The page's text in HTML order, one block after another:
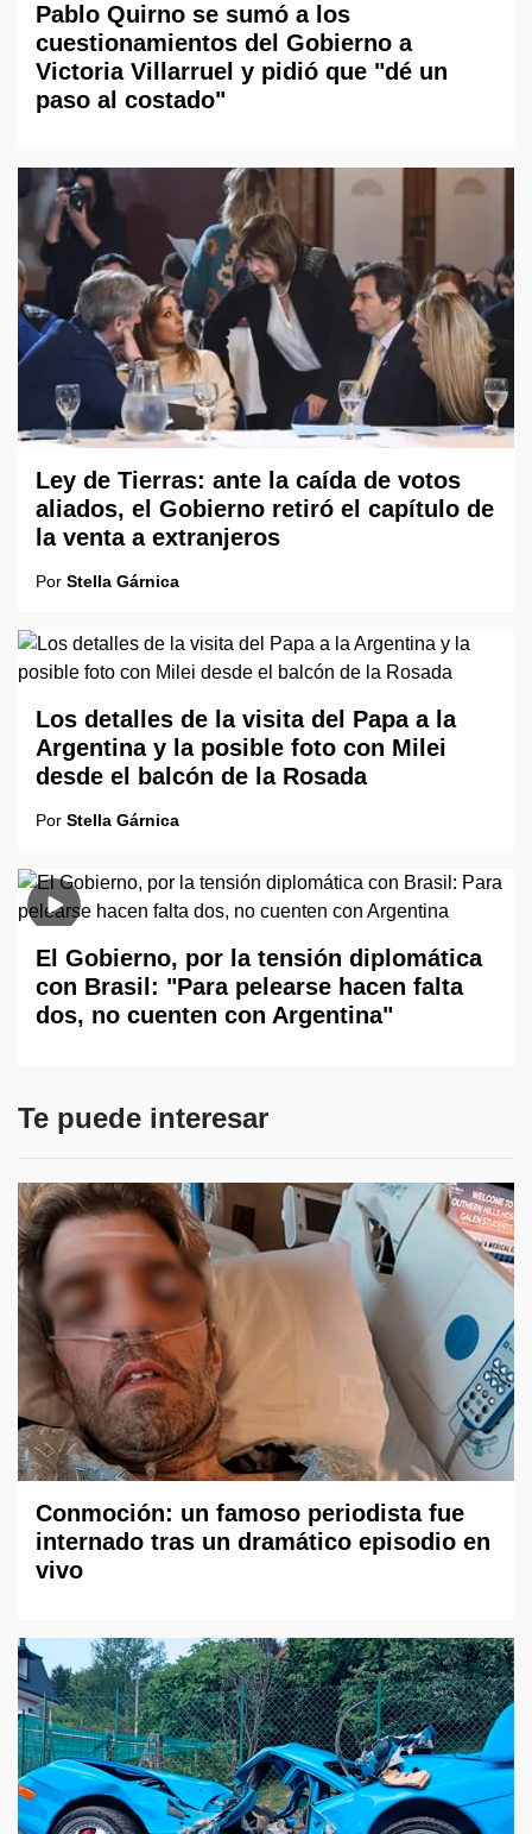
Pablo Quirno se sumó a los
cuestionamientos del Gobierno a
Victoria Villarruel y pidió que "dé un
paso al costado"
Ley de Tierras: ante la caída de votos
aliados, el Gobierno retiró el capítulo de
la venta a extranjeros
Por Stella Gárnica
Los detalles de la visita del Papa a la
Argentina y la posible foto con Milei
desde el balcón de la Rosada
Por Stella Gárnica
El Gobierno, por la tensión diplomática
con Brasil: "Para pelearse hacen falta
dos, no cuenten con Argentina"
Te puede interesar
Conmoción: un famoso periodista fue
internado tras un dramático episodio en
vivo